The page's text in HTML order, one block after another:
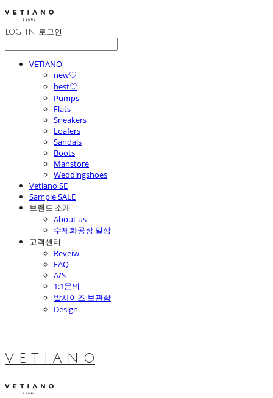
LOG IN 로그인
VETIANO
new♡
best♡
Pumps
Flats
Sneakers
Loafers
Sandals
Boots
Manstore
Weddingshoes
Vetiano SE
Sample SALE
브랜드 소개
About us
수제화공장 일상
고객센터
Reveiw
FAQ
A/S
1:1문의
발사이즈 보관함
Design
V E T I A N O